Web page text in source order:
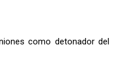
como detonador del